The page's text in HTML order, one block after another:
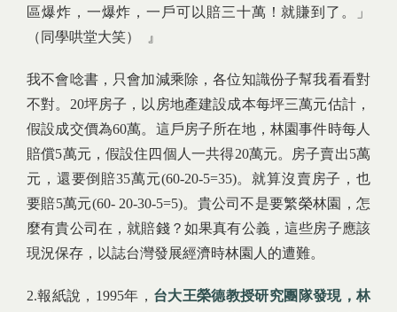
區爆炸，一爆炸，一戶可以賠三十萬！就賺到了。」
（同學哄堂大笑） 』
我不會唸書，只會加減乘除，各位知識份子幫我看看對
不對。20坪房子，以房地產建設成本每坪三萬元估計，
假設成交價為60萬。這戶房子所在地，林園事件時每人
賠償5萬元，假設住四個人一共得20萬元。房子賣出5萬
元，還要倒賠35萬元(60-20-5=35)。就算沒賣房子，也
要賠5萬元(60- 20-30-5=5)。貴公司不是要繁榮林園，怎
麼有貴公司在，就賠錢？如果真有公義，這些房子應該
現況保存，以誌台灣發展經濟時林園人的遭難。
2.報紙說，1995年， 台大王榮德教授研究團隊發現，林